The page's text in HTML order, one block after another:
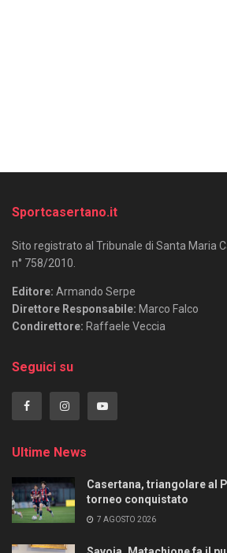
Sportcasertano.it
Sito registrato al Tribunale di Santa Maria
n° 758/2010.
Editore: Armando Serpe
Direttore Responsabile: Marco Falco
Condirettore: Raffaele Veccia
Seguici su
Ultime News
Casertana, triangolare al
torneo conquistato
7 AGOSTO 2026